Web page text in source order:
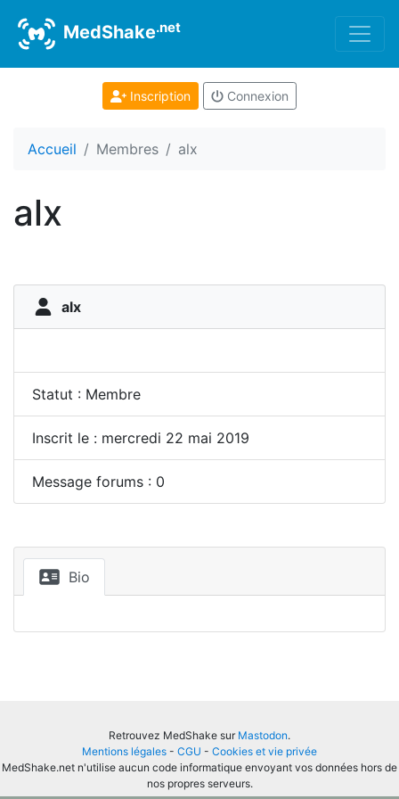
MedShake.net
Inscription Connexion
Accueil Membres alx
alx
alx
Statut : Membre
Inscrit le : mercredi 22 mai 2019
Message forums : 0
Bio
Retrouvez MedShake sur Mastodon.
Mentions légales - CGU - Cookies et vie privée
MedShake.net n'utilise aucun code informatique envoyant vos données hors de
nos propres serveurs.